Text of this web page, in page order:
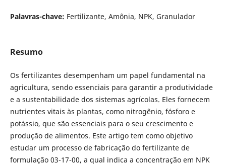
Palavras-chave: Fertilizante, Amônia, NPK, Granulador
Resumo
Os fertilizantes desempenham um papel fundamental na
agricultura, sendo essenciais para garantir a produtividade
e a sustentabilidade dos sistemas agrícolas. Eles fornecem
nutrientes vitais às plantas, como nitrogênio, fósforo e
potássio, que são essenciais para o seu crescimento e
produção de alimentos. Este artigo tem como objetivo
estudar um processo de fabricação do fertilizante de
formulação 03-17-00, a qual indica a concentração em NPK